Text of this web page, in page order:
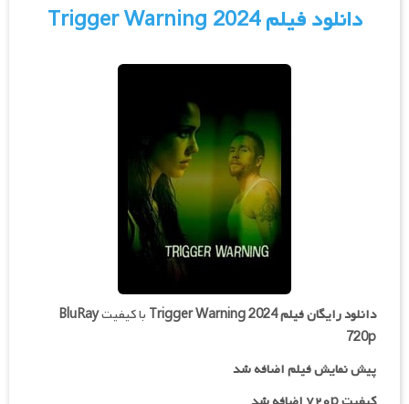
دانلود فیلم Trigger Warning 2024
دانلود رایگان فیلمTrigger Warning 2024 با کیفیتBluRay
720p
پیش نمایش فیلم اضافه شد